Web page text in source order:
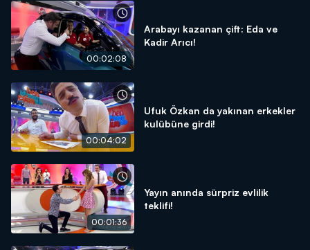
00:02:08
Arabayı kazanan çift: Eda ve
Kadir Arıcı!
00:04:02
Ufuk Özkan da yakınan erkekler
kulübüne girdi!
00:01:36
Yayın anında sürpriz evlilik
teklifi!